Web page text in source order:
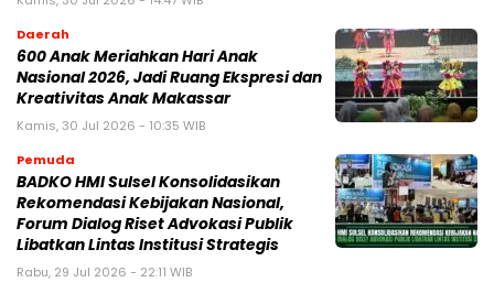
Daerah
600 Anak Meriahkan Hari Anak
Nasional 2026, Jadi Ruang Ekspresi dan
Kreativitas Anak Makassar
Kamis, 30 Jul 2026 - 10:35 WIB
Pemuda
BADKO HMI Sulsel Konsolidasikan
Rekomendasi Kebijakan Nasional,
Forum Dialog Riset Advokasi Publik
Libatkan Lintas Institusi Strategis
Rabu, 29 Jul 2026 - 22:11 WIB